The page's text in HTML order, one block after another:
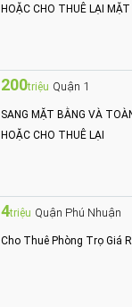
HOẶC CHO THUÊ LẠI
200triệu Quận 1
SANG MẶT BẰNG VÀ
HOẶC CHO THUÊ LẠI
4triệu Quận Phú Nhuận
Cho Thuê Phòng Trọ Giá